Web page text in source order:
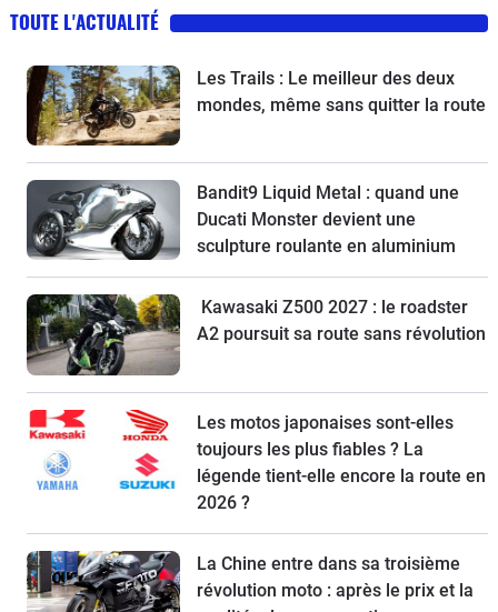
TOUTE L'ACTUALITÉ
Les Trails : Le meilleur des deux
mondes, même sans quitter la route
Bandit9 Liquid Metal : quand une
Ducati Monster devient une
sculpture roulante en aluminium
Kawasaki Z500 2027 : le roadster
A2 poursuit sa route sans révolution
Les motos japonaises sont-elles
toujours les plus fiables ? La
légende tient-elle encore la route en
2026 ?
La Chine entre dans sa troisième
révolution moto : après le prix et la